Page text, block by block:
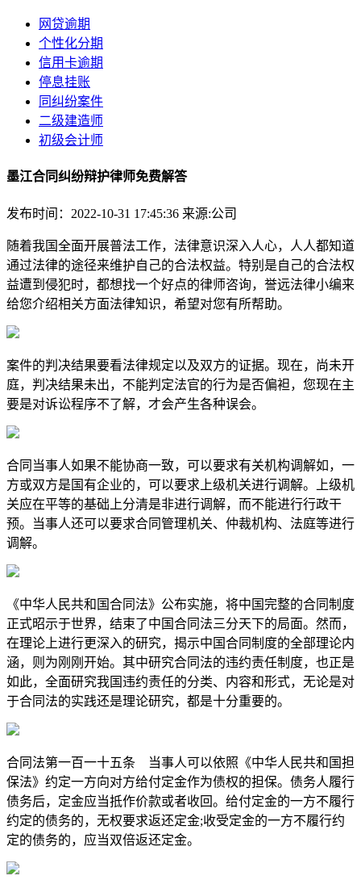
网贷逾期
个性化分期
信用卡逾期
停息挂账
同纠纷案件
二级建造师
初级会计师
墨江合同纠纷辩护律师免费解答
发布时间：2022-10-31 17:45:36 来源:公司
随着我国全面开展普法工作，法律意识深入人心，人人都知道
通过法律的途径来维护自己的合法权益。特别是自己的合法权
益遭到侵犯时，都想找一个好点的律师咨询，誉远法律小编来
给您介绍相关方面法律知识，希望对您有所帮助。
案件的判决结果要看法律规定以及双方的证据。现在，尚未开
庭，判决结果未出，不能判定法官的行为是否偏袒，您现在主
要是对诉讼程序不了解，才会产生各种误会。
合同当事人如果不能协商一致，可以要求有关机构调解如，一
方或双方是国有企业的，可以要求上级机关进行调解。上级机
关应在平等的基础上分清是非进行调解，而不能进行行政干
预。当事人还可以要求合同管理机关、仲裁机构、法庭等进行
调解。
《中华人民共和国合同法》公布实施，将中国完整的合同制度
正式昭示于世界，结束了中国合同法三分天下的局面。然而，
在理论上进行更深入的研究，揭示中国合同制度的全部理论内
涵，则为刚刚开始。其中研究合同法的违约责任制度，也正是
如此，全面研究我国违约责任的分类、内容和形式，无论是对
于合同法的实践还是理论研究，都是十分重要的。
合同法第一百一十五条 当事人可以依照《中华人民共和国担
保法》约定一方向对方给付定金作为债权的担保。债务人履行
债务后，定金应当抵作价款或者收回。给付定金的一方不履行
约定的债务的，无权要求返还定金;收受定金的一方不履行约
定的债务的，应当双倍返还定金。